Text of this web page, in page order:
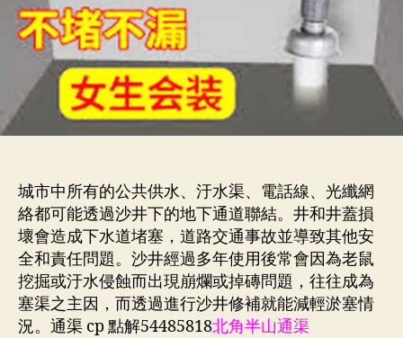
城市中所有的公共供水、汙水渠、電話線、光纖網
絡都可能透過沙井下的地下通道聯結。井和井蓋損
壞會造成下水道堵塞，道路交通事故並導致其他安
全和責任問題。沙井經過多年使用後常會因為老鼠
挖掘或汙水侵蝕而出現崩爛或掉磚問題，往往成為
塞渠之主因，而透過進行沙井修補就能減輕淤塞情
況。通渠 cp 點解54485818北角半山通渠